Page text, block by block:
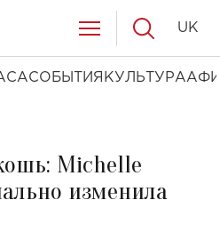
СОБЫТИЯ КУЛЬТУРА
UK
Michelle
изменила